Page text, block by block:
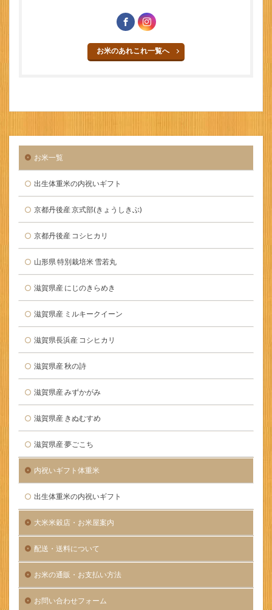
お米のあれこれ一覧へ
お米一覧
出生体重米の内祝いギフト
京都丹後産 京式部(きょうしきぶ)
京都丹後産 コシヒカリ
山形県 特別栽培米 雪若丸
滋賀県産 にじのきらめき
滋賀県産 ミルキークイーン
滋賀県長浜産 コシヒカリ
滋賀県産 秋の詩
滋賀県産 みずかがみ
滋賀県産 きぬむすめ
滋賀県産 夢ごこち
内祝いギフト体重米
出生体重米の内祝いギフト
大米米穀店・お米屋案内
配送・送料について
お米の通販・お支払い方法
お問い合わせフォーム